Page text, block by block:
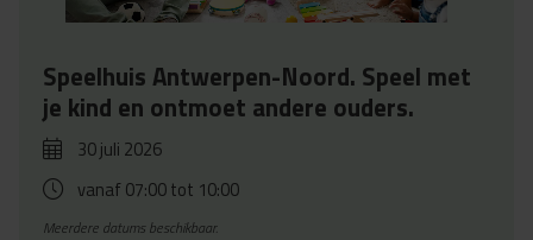
Speelhuis Antwerpen-Noord. Speel met
je kind en ontmoet andere ouders.
30 juli 2026
vanaf 07:00tot 10:00
Meerdere datums beschikbaar.